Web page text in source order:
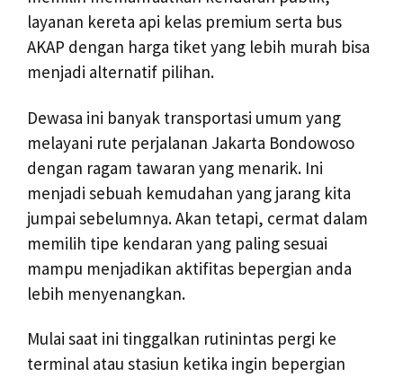
layanan kereta api kelas premium serta bus
AKAP dengan harga tiket yang lebih murah bisa
menjadi alternatif pilihan.
Dewasa ini banyak transportasi umum yang
melayani rute perjalanan Jakarta Bondowoso
dengan ragam tawaran yang menarik. Ini
menjadi sebuah kemudahan yang jarang kita
jumpai sebelumnya. Akan tetapi, cermat dalam
memilih tipe kendaran yang paling sesuai
mampu menjadikan aktifitas bepergian anda
lebih menyenangkan.
Mulai saat ini tinggalkan rutinintas pergi ke
terminal atau stasiun ketika ingin bepergian